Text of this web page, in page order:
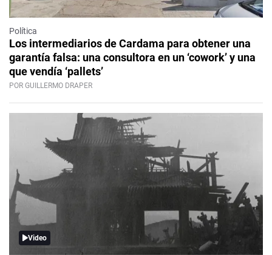
Política
Los intermediarios de Cardama para obtener una
garantía falsa: una consultora en un ‘cowork’ y una
que vendía ‘pallets’
POR GUILLERMO DRAPER
Video